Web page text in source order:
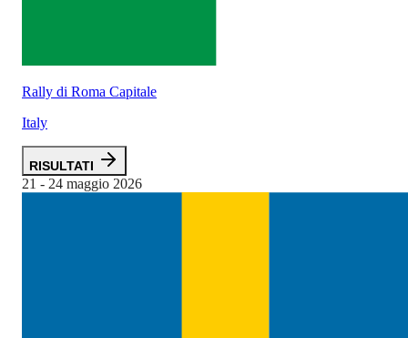
Rally di Roma Capitale
Italy
RISULTATI
21 - 24 maggio 2026